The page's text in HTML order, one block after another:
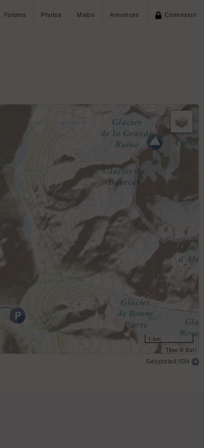
Forums Photos Matos Annonces Connexion
1 km
Tiles © Esri
Géoportail IGN